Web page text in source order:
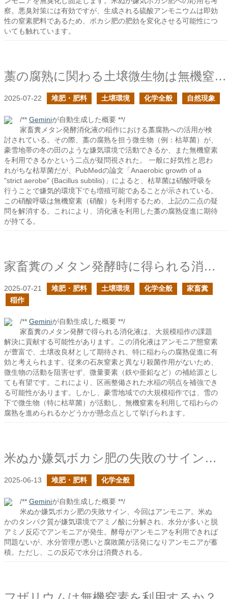
察。悪臭対策には有効ですが、生成される硫酸アンモニウムは即効
性の窒素肥料であるため、ボカシ肥の肥効を変化させる可能性につ
いても触れています。
藁の腐熟に関わる土壌微生物は無機窒素を利用できるか？
2025-07-22 堆肥・肥料 土壌環境 化学全般 自然現象
/** Geminiが自動生成した概要 **/
家畜糞メタン発酵消化液の稲作における藁腐熟への活用が検
討されている。その際、藁の腐熟を担う微生物（例：枯草菌）が、
豪雪地帯の冬の田のような嫌気環境で活動できるか、また無機窒素
を利用できるかという二点が疑問視された。 一般に好気性と思わ
れがちな枯草菌だが、PubMedの論文「Anaerobic growth of a
"strict aerobe" (Bacillus subtilis)」によると、枯草菌は硝酸呼吸を
行うことで嫌気的環境下でも増殖可能であることが示されている。
この硝酸呼吸は無機窒素（硝酸）を利用するため、上記の二点の疑
問を解消する。これにより、消化液を利用した藁の腐熟促進に期待
が持てる。
家畜糞のメタン発酵時に得られる消化液は大規模稲作の問題を解決する可能性があるのでは？
2025-07-21 堆肥・肥料 土壌環境 化学全般
家畜糞
稲作
/** Geminiが自動生成した概要 **/
家畜糞のメタン発酵で得られる消化液は、大規模稲作の課題
解決に貢献する可能性があります。この消化液はアンモニア態窒素
が豊富で、土壌改良材として期待され、特に稲わらの腐熟促進に有
効と考えられます。従来の石灰窒素と異なり殺菌作用がないため、
微生物の活動を阻害せず、微量要素（鉄や亜鉛など）の補給源とし
ても有望です。これにより、区画整備された水稲の弱点を補強でき
る可能性があります。しかし、豪雪地域での大規模稲作では、雪の
下で微生物（特に枯草菌）が活動し、無機窒素を利用して稲わらの
腐熟を進められるかどうかが懸念点として挙げられます。
米ぬか嫌気ボカシ肥の失敗のサインの悪臭化合物についての続き
2025-06-13 堆肥・肥料 化学全般
/** Geminiが自動生成した概要 **/
米ぬか嫌気ボカシ肥の失敗サイン、今回はアンモニア。米ぬ
かのタンパク質が嫌気環境でアミノ酸に分解され、水分が多いと脱
アミノ反応でアンモニアが発生。酵母がアンモニアを利用できれば
問題ないが、水分管理が悪いと腐敗菌が活発になりアンモニアが蓄
積。ただし、この反応で水分は消費される。